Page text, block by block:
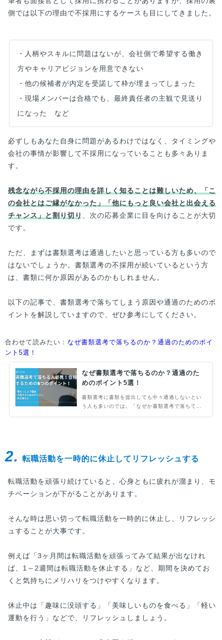
側では以下の理由で不採用にするケースも目にしてきました。
・人柄やスキルに問題はないが、会社側で希望する働き
方やキャリアビジョンを用意できない
・他の候補者が内定を受諾して枠が埋まってしまった
・現場メンバーは合格でも、最終責任者の主観で見送り
になった など
必ずしもあなた自身に問題があるわけではなく、タイミングや
会社の事情が影響して不採用になっていることも多々ありま
す。
残念ながら不採用の理由を詳しく知ることは難しいため、「こ
の会社とはご縁がなかった」「他にもっと良い会社と出会える
チャンス」と割り切り、次の応募企業に目を向けることが大切
です。
ただ、まずは書類選考は通過したいと思っている方も多いので
はないでしょうか。書類選考の不採用が続いているという方
は、書類に何か原因があるのかもしれません。
以下の記事で、書類選考で落ちてしまう原因や通過のためのポ
イントを解説していますので、ぜひ参考にしてください。
合わせて読みたい： なぜ書類選考で落ちるのか？通過のためのポイ
ント5選！
なぜ書類選考で落ちるのか？通過のた
めのポイント5選！
書類選考に書類を提出しても中々通過しないとい
う人も多いのでは。「なぜか書類選考で落ちてし
2. 転職活動を一時的に休止してリフレッシュする
転職活動を頑張り続けていると、心身ともに疲れが溜まり、モ
チベーションが下がることがあります。
そんな時は思い切って転職活動を一時的に休止し、リフレッシ
ュすることが大事です。
例えば「3ヶ月間は転職活動を頑張ってみて結果が出なけれ
ば、1～2週間は転職活動を休止する」など、期間を決めてお
くと気持ちにメリハリをつけやすくなります。
休止中は「趣味に没頭する」「美味しいものを食べる」「軽い
運動を行う」などで、リフレッシュしましょう。